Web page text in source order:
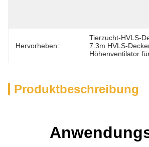
Hervorheben:
Tierzucht-HVLS-
7.3m HVLS-
Höhenventilator
Produktbeschreibung